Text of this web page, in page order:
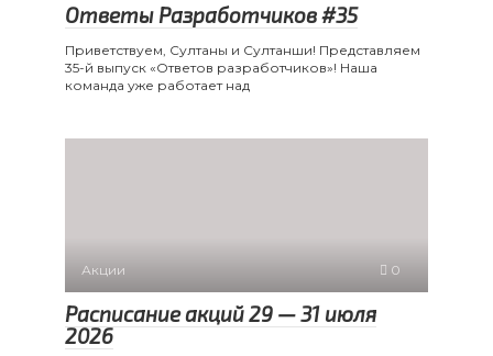
Ответы Разработчиков #35
Приветствуем, Султаны и Султанши! Представляем
35-й выпуск «Ответов разработчиков»! Наша
команда уже работает над
Акции 0
Расписание акций 29 — 31 июля
2026